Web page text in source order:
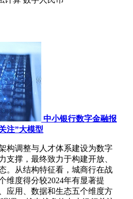
中小银行数字金融报
注”大模型
构调整与人才体系建设为数字
支撑，最终致力于构建开放、
。从结构特征看，城商行在战
维度得分较2024年有显著提
应用、数据和生态五个维度方